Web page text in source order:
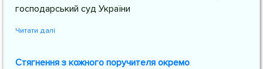
господарський суд України
Читати далі
Стягнення з кожного поручителя окремо